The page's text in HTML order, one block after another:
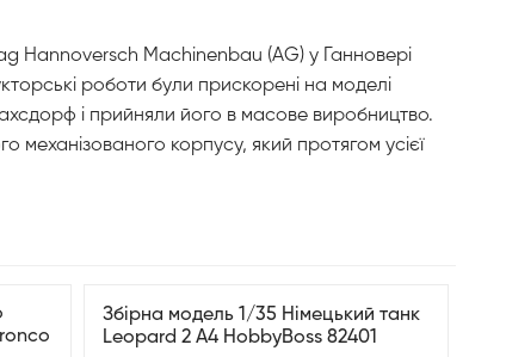
Hannoversch Machinenbau (AG) у Ганновері
роботи були прискорені на моделі
і прийняли його в масове виробництво.
корпусу, який протягом усієї
Збірна модель 1/35 Німецький танк
Leopard 2 А4 HobbyBoss 82401